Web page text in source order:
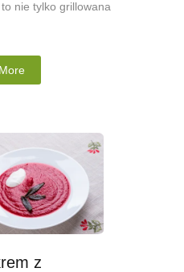
nie tylko grillowana
z